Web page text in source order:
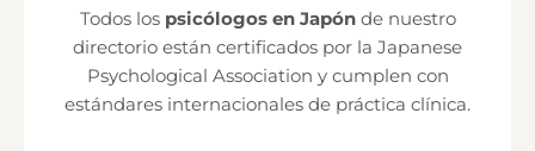
Todos los psicólogos en Japónde nuestro
directorio están certificados por la Japanese
Psychological Association y cumplen con
estándares internacionales de práctica clínica.